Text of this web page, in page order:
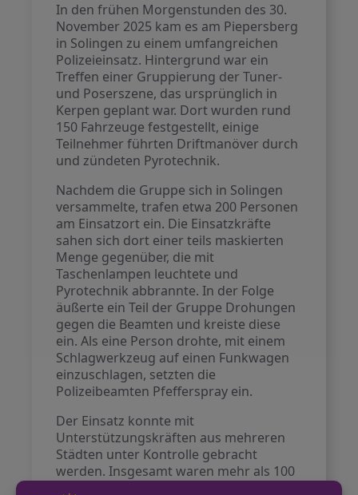
In den frühen Morgenstunden des 30.
November 2025 kam es am Piepersberg
in Solingen zu einem umfangreichen
Polizeieinsatz. Hintergrund war ein
Treffen einer Gruppierung der Tuner-
und Poserszene, das ursprünglich in
Kerpen geplant war. Dort wurden rund
150 Fahrzeuge festgestellt, einige
Teilnehmer führten Driftmanöver durch
und zündeten Pyrotechnik.
Nachdem die Gruppe sich in Solingen
versammelte, trafen etwa 200 Personen
am Einsatzort ein. Die Einsatzkräfte
sahen sich dort einer teils maskierten
Menge gegenüber, die mit
Taschenlampen leuchtete und
Pyrotechnik abbrannte. In der Folge
äußerte ein Teil der Gruppe Drohungen
gegen die Beamten und kreiste diese
ein. Als eine Person drohte, mit einem
Schlagwerkzeug auf einen Funkwagen
einzuschlagen, setzten die
Polizeibeamten Pfefferspray ein.
Der Einsatz konnte mit
Unterstützungskräften aus mehreren
Städten unter Kontrolle gebracht
werden. Insgesamt waren mehr als 100